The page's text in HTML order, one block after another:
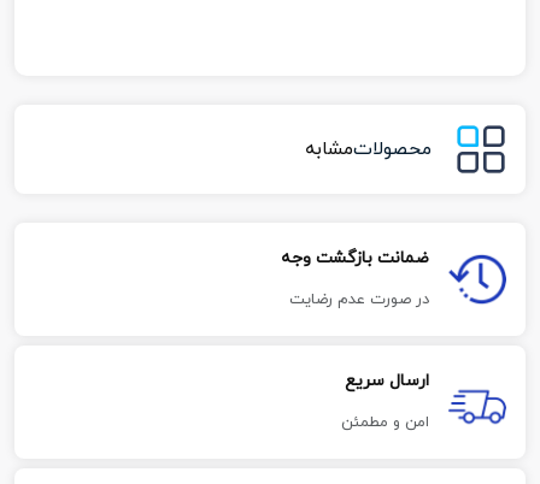
محصولاتمشابه
ضمانت بازگشت وجه
در صورت عدم رضایت
ارسال سریع
امن و مطمئن